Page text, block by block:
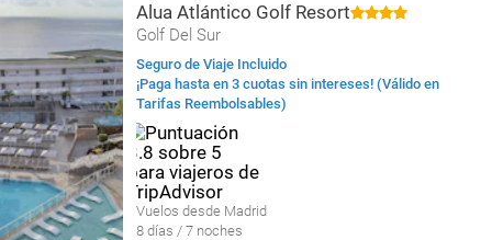
Alua Atlántico Golf Resort
Golf Del Sur
Seguro de Viaje Incluido
¡Paga hasta en 3 cuotas sin intereses! (Válido en
Tarifas Reembolsables)
Vuelos desde Madrid
8 días / 7 noches